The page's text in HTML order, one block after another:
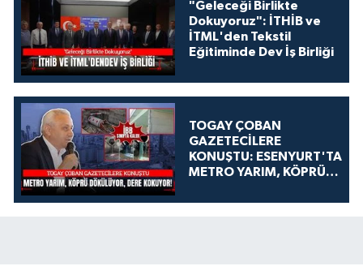
"Geleceği Birlikte
Dokuyoruz": İTHİB ve
İTML'den Tekstil
Eğitiminde Dev İş Birliği
TOGAY ÇOBAN
GAZETECİLERE
KONUŞTU: ESENYURT'TA
METRO YARIM, KÖPRÜ
KOKUYOR!